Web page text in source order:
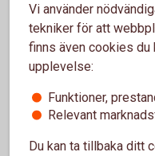
I enlighet med det
erhållas av personer
bosatt i Sverige och
”JA” nedan. Om du inte
accepterar villkoren klicka
Avbryt
Vi använder
tekniker för att
finns även cookies du
upplevelse:
Funktioner,
Relevant
Du kan ta tillbaka ditt